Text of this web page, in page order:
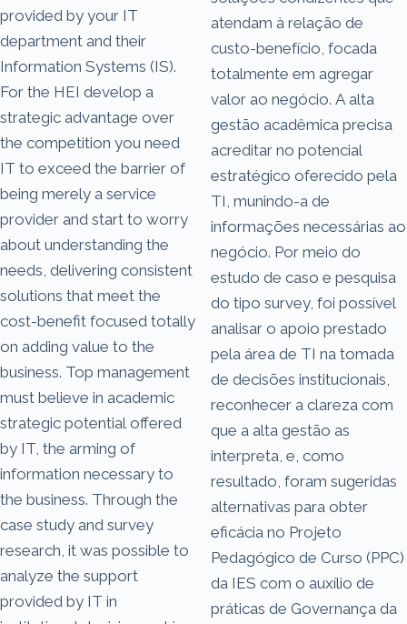
provided by your IT
department and their
Information Systems (IS).
For the HEI develop a
strategic advantage over
the competition you need
IT to exceed the barrier of
being merely a service
provider and start to worry
about understanding the
needs, delivering consistent
solutions that meet the
cost-benefit focused totally
on adding value to the
business. Top management
must believe in academic
strategic potential offered
by IT, the arming of
information necessary to
the business. Through the
case study and survey
research, it was possible to
analyze the support
provided by IT in
atendam à relação de
custo-benefício, focada
totalmente em agregar
valor ao negócio. A alta
gestão acadêmica precisa
acreditar no potencial
estratégico oferecido pela
TI, munindo-a de
informações necessárias ao
negócio. Por meio do
estudo de caso e pesquisa
do tipo survey, foi possível
analisar o apoio prestado
pela área de TI na tomada
de decisões institucionais,
reconhecer a clareza com
que a alta gestão as
interpreta, e, como
resultado, foram sugeridas
alternativas para obter
eficácia no Projeto
Pedagógico de Curso (PPC)
da IES com o auxílio de
práticas de Governança da